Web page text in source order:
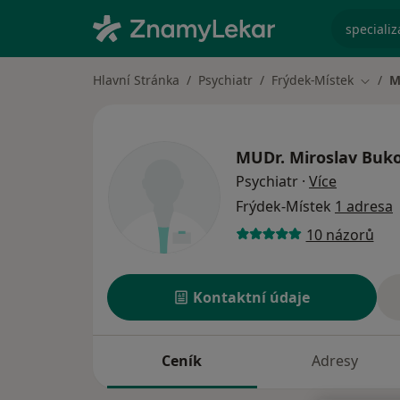
Hlavní Stránka Psychiatr Frýdek-Místek
MUDr. Miroslav
Psychiatr · Více
Frýdek-Místek 1 adresa
10 názorů
Kontaktní údaje
Ceník Adresy